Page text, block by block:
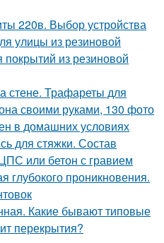
220в. Выбор устройства
улицы из резиновой
из резиновой
стене. Трафареты для
своими руками, 130 фото
в домашних условиях
для стяжки. Состав
или бетон с гравием
глубокого проникновения.
Какие бывают типовые
перекрытия?